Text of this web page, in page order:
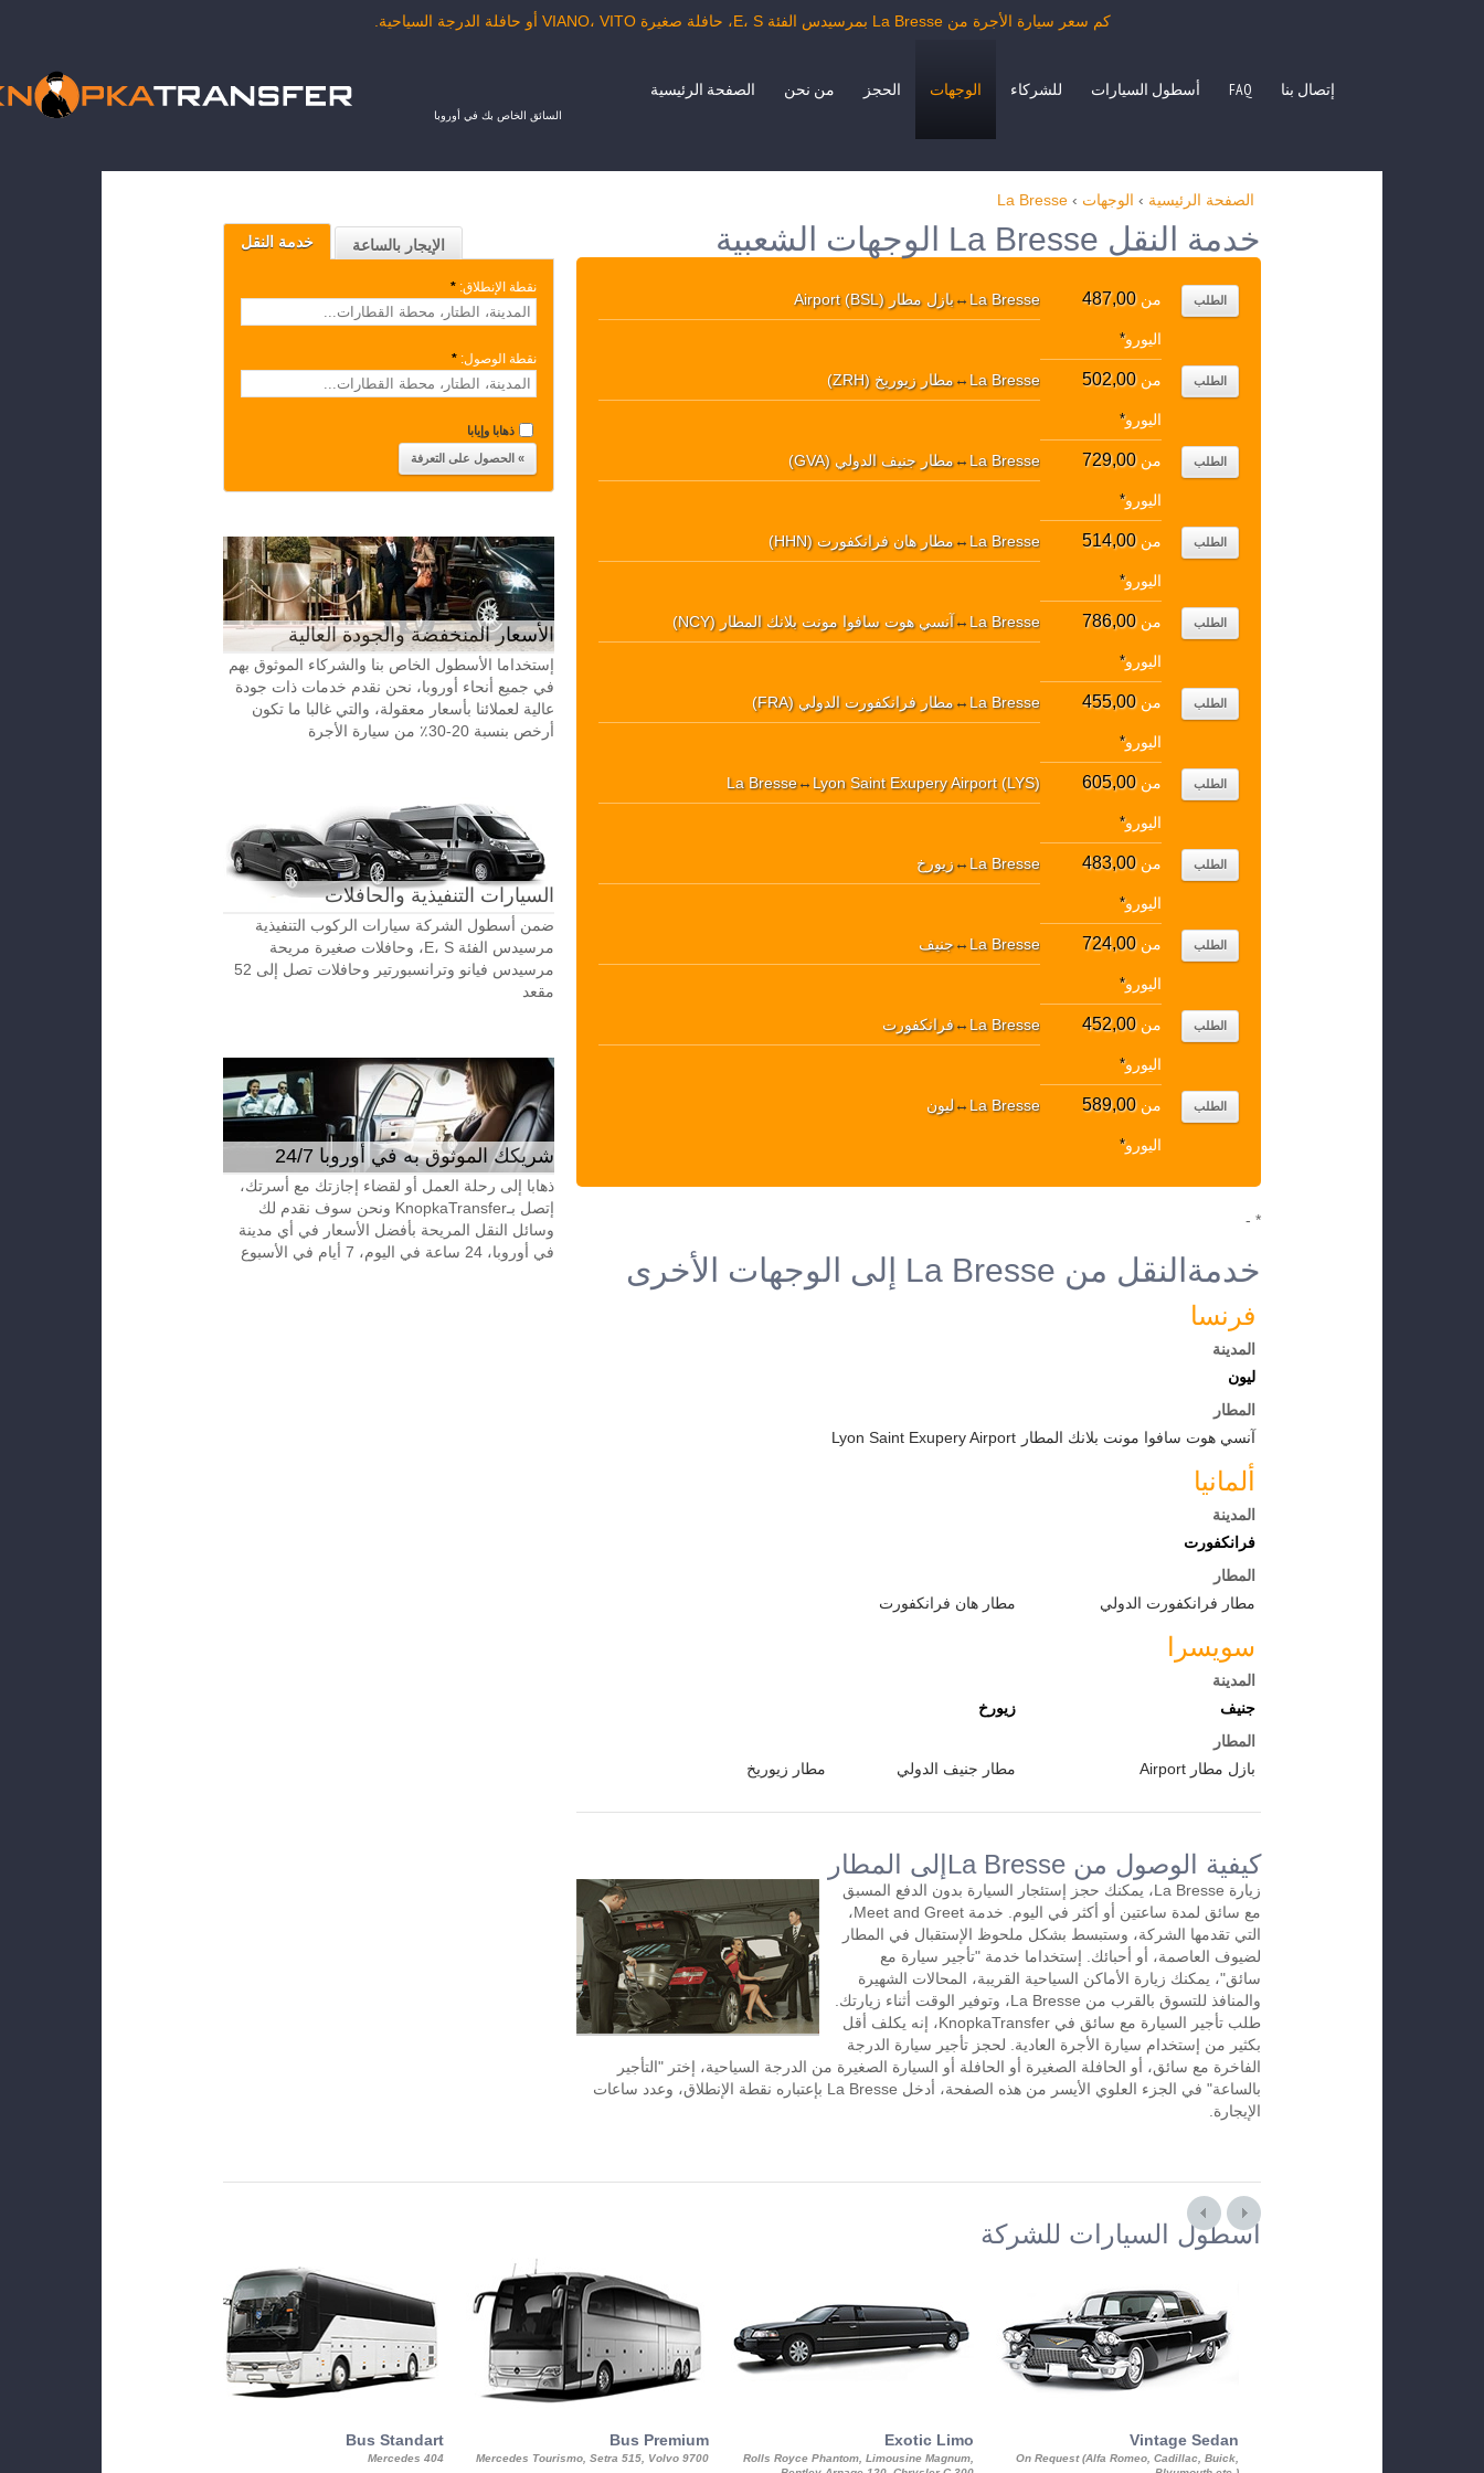
كم سعر سيارة الأجرة من La Bresse بمرسيدس الفئة E، S، حافلة صغيرة VIANO، VITO أو حافلة الدرجة السياحية.
السائق الخاص بك في أوروبا
الصفحة الرئيسية من نحن الحجز الوجهات للشركاء أسطول السيارات FAQ إتصال بنا
الصفحة الرئيسية › الوجهات ›
La Bresse
خدمة النقل الإيجار بالساعة
نقطة الإنطلاق: *
نقطة الوصول: *
ذهابا وإيابا
الأسعار المنخفضة والجودة العالية
إستخداما الأسطول الخاص بنا والشركاء الموثوق بهم
في جميع أنحاء أوروبا، نحن نقدم خدمات ذات جودة
عالية لعملائنا بأسعار معقولة، والتي غالبا ما تكون
أرخص بنسبة 20-30٪ من سيارة الأجرة
السيارات التنفيذية والحافلات
ضمن أسطول الشركة سيارات الركوب التنفيذية
مرسيدس الفئة E، S، وحافلات صغيرة مريحة
مرسيدس فيانو وترانسبورتير وحافلات تصل إلى 52
مقعد
شريكك الموثوق به في أوروبا 24/7
ذهابا إلى رحلة العمل أو لقضاء إجازتك مع أسرتك،
إتصل بـKnopkaTransfer ونحن سوف نقدم لك
وسائل النقل المريحة بأفضل الأسعار في أي مدينة
في أوروبا، 24 ساعة في اليوم، 7 أيام في الأسبوع
خدمة النقل La Bresse الوجهات الشعبية
La Bresse
↔بازل مطار Airport (BSL) من487,00
اليورو*
الطلب
La Bresse
↔مطار زيوريخ (ZRH) من502,00
اليورو*
الطلب
La Bresse
↔مطار جنيف الدولي (GVA) من729,00
اليورو*
الطلب
La Bresse
↔مطار هان فرانكفورت (HHN) من514,00
اليورو*
الطلب
La Bresse
↔ آنسي هوت سافوا مونت بلانك المطار (NCY) من786,00
اليورو*
الطلب
La Bresse
↔مطار فرانكفورت الدولي (FRA) من455,00
اليورو*
الطلب
La Bresse↔ Lyon Saint Exupery Airport (LYS) من605,00
اليورو*
الطلب
La Bresse
↔زيورخ من483,00
اليورو*
الطلب
La Bresse
↔جنيف من724,00
اليورو*
الطلب
La Bresse
↔فرانكفورت من452,00
اليورو*
الطلب
La Bresse
↔ليون من589,00
اليورو*
الطلب
* -
خدمةالنقل من La Bresse إلى الوجهات الأخرى
فرنسا
المدينة
ليون
المطار
آنسي هوت سافوا مونت بلانك المطار Lyon Saint Exupery Airport
ألمانيا
المدينة
فرانكفورت
المطار
مطار فرانكفورت الدولي
مطار هان فرانكفورت
سويسرا
المدينة
جنيف
زيورخ
المطار
بازل مطار Airport
مطار جنيف الدولي مطار زيوريخ
كيفية الوصول من La Bresseإلى المطار
زيارة La Bresse، يمكنك حجز إستئجار السيارة بدون الدفع المسبق
مع سائق لمدة ساعتين أو أكثر في اليوم. خدمة Meet and Greet،
التي تقدمها الشركة، وستبسط بشكل ملحوظ الإستقبال في المطار
لضيوف العاصمة، أو أحبائك. إستخداما خدمة "تأجير سيارة مع
سائق"، يمكنك زيارة الأماكن السياحية القريبة، المحالات الشهيرة
والمنافذ للتسوق بالقرب من La Bresse، وتوفير الوقت أثناء زيارتك.
طلب تأجير السيارة مع سائق في KnopkaTransfer، إنه يكلف أقل
بكثير من إستخدام سيارة الأجرة العادية. لحجز تأجير سيارة الدرجة
الفاخرة مع سائق، أو الحافلة الصغيرة أو الحافلة أو السيارة الصغيرة من الدرجة السياحية، إختر "التأجير
بالساعة" في الجزء العلوي الأيسر من هذه الصفحة، أدخل La Bresse بإعتباره نقطة الإنطلاق، وعدد ساعات
الإيجارة.
أسطول السيارات للشركة
Bus Standart
Mercedes 404
Bus Premium
Mercedes Tourismo, Setra 515, Volvo 9700
Exotic Limo
Rolls Royce Phantom, Limousine Magnum,
Vintage Sedan
On Request (Alfa Romeo, Cadillac, Buick,